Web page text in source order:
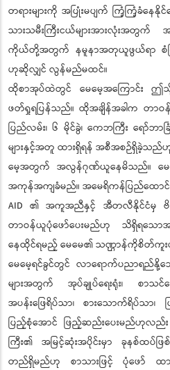
တရားများကို အပြုံးမပျက် ကြံ့ကြံ့ခံန
သားသမီးကြီးငယ်များအားလုံးအ
ကိုယ်တို့အတွက် နမူနာအတုယူဖွယ်ရာ စံပ
ဟုဆိုလျှင် လွန်မည်မထင်။
ထိုစာအုပ်ထဲတွင် မေမေ့အကြောင်း
ဖတ်ရှုရပြန်သည်။ ထိုအချိန်အခါက တာ
ပြည်လမ်း၊ ၆ မိုင်ခွဲ၊ ကေဘကြီး ရော်ဘာခ
များနှင့်အတူ ထားရှိရန် အစီအစဉ်ရှိခဲ့သည်
မေ့အတွက် အလွန်ဂုဏ်ယူနေမိသည်။ မ
အကုန်အကျခံမည်။ အမေရိကန်ပြည်ထော
AID ၏ အကူအညီနှင့် အီတလီနိုင်ငံမှ ဗိသု
တာဝန်ယူပုံဖော်ပေးမည်ဟု သိရှိရသ
နေထိုင်ရမည့် မေမေ၏ သဏ္ဌာန်ကိုစိတ်ကူ
မေမေ့ရင်ခွင်တွင် လာရောက်ပညာရည်
များအတွက် အုပ်ချုပ်ရေးရုံး၊ စာသင်ဆ
အပန်းဖြေရိပ်သာ၊ စားသောက်ရိပ်
ပြည့်စုံအောင် ဖြည့်ဆည်းပေးမည်ဟု
ကြီး၏ အမြင့်ဆုံးအပိုင်းမှာ ခုနစ်ထပ်ဖြ
တည်ရှိမည်ဟု စာသားဖြင့် ပုံဖော် ထ